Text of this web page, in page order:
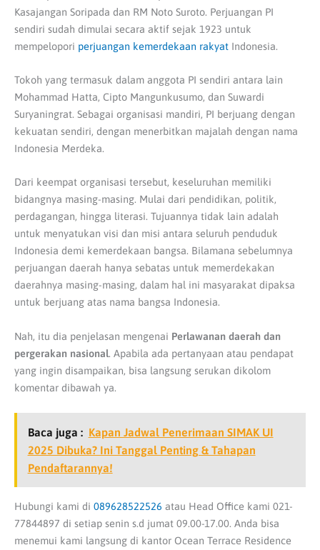
Kasajangan Soripada dan RM Noto Suroto. Perjuangan PI
sendiri sudah dimulai secara aktif sejak 1923 untuk
mempelopori perjuangan kemerdekaan rakyat Indonesia.
Tokoh yang termasuk dalam anggota PI sendiri antara lain
Mohammad Hatta, Cipto Mangunkusumo, dan Suwardi
Suryaningrat. Sebagai organisasi mandiri, PI berjuang dengan
kekuatan sendiri, dengan menerbitkan majalah dengan nama
Indonesia Merdeka.
Dari keempat organisasi tersebut, keseluruhan memiliki
bidangnya masing-masing. Mulai dari pendidikan, politik,
perdagangan, hingga literasi. Tujuannya tidak lain adalah
untuk menyatukan visi dan misi antara seluruh penduduk
Indonesia demi kemerdekaan bangsa. Bilamana sebelumnya
perjuangan daerah hanya sebatas untuk memerdekakan
daerahnya masing-masing, dalam hal ini masyarakat dipaksa
untuk berjuang atas nama bangsa Indonesia.
Nah, itu dia penjelasan mengenai Perlawanan daerah dan
pergerakan nasional. Apabila ada pertanyaan atau pendapat
yang ingin disampaikan, bisa langsung serukan dikolom
komentar dibawah ya.
Baca juga : Kapan Jadwal Penerimaan SIMAK UI
2025 Dibuka? Ini Tanggal Penting & Tahapan
Pendaftarannya!
Hubungi kami di 089628522526 atau Head Office kami 021-
77844897 di setiap senin s.d jumat 09.00-17.00. Anda bisa
menemui kami langsung di kantor Ocean Terrace Residence